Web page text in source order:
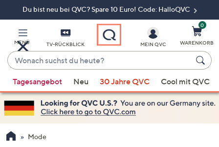
Du bist neu bei QVC? Spare 10 Euro! Code: HalloQVC
MENÜ TV-RÜCKBLICK
Wonach
suchst
du
heute?
Vorschläge
verfügbar
sind,
verwenden
Sie
MEIN QVC
0
WARENKORB
Tagesangebot Neu 30 Jahre QVC Cool mit QVC
Mode